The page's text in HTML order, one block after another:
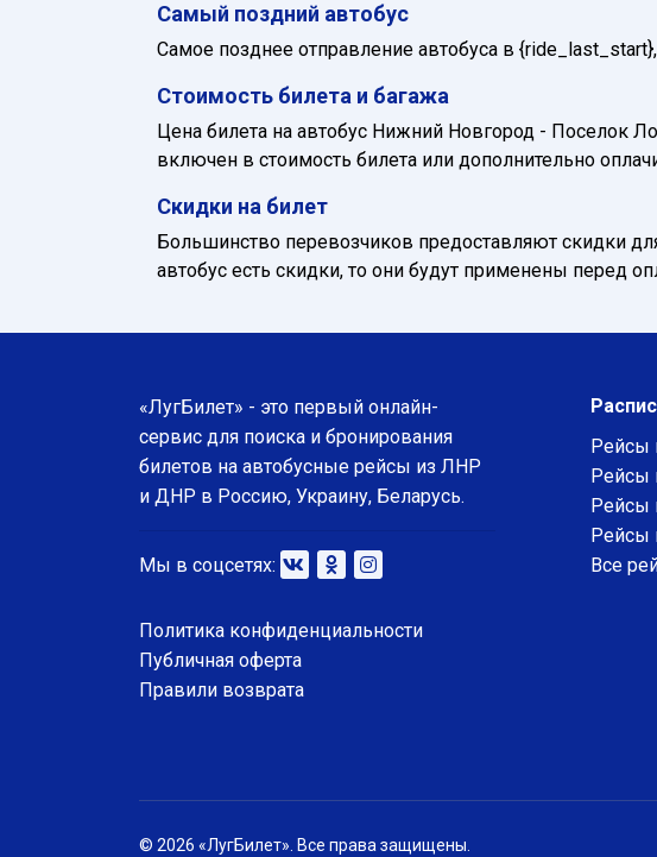
Самый поздний автобус
Самое позднее отправление автобуса в
Стоимость билета и багажа
Цена билета на автобус Нижний Новгород - Поселок
включен в стоимость билета или дополнительно
Скидки на билет
Большинство перевозчиков предоставляют скидки
автобус есть скидки, то они будут применены перед
«ЛугБилет» - это первый онлайн-
сервис для поиска и бронирования
билетов на автобусные рейсы из ЛНР
и ДНР в Россию, Украину, Беларусь.
Мы в соцсетях:
Политика конфиденциальности
Публичная оферта
Правили возврата
Рейсы
Рейсы
Рейсы
Рейсы
Все
© 2026 «ЛугБилет». Все права защищены.